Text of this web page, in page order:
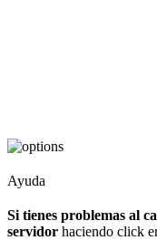
Ayuda
Si tienes problemas al
servidor haciendo click